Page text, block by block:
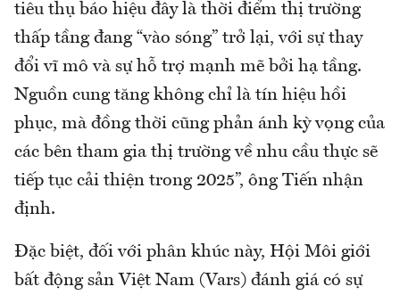
tiêu thụ báo hiệu đây là thời điểm thị trường
thấp tầng đang “vào sóng” trở lại, với sự thay
đổi vĩ mô và sự hỗ trợ mạnh mẽ bởi hạ tầng.
Nguồn cung tăng không chỉ là tín hiệu hồi
phục, mà đồng thời cũng phản ánh kỳ vọng của
các bên tham gia thị trường về nhu cầu thực sẽ
tiếp tục cải thiện trong 2025”, ông Tiến nhận
định.
Đặc biệt, đối với phân khúc này, Hội Môi giới
bất động sản Việt Nam (Vars) đánh giá có sự